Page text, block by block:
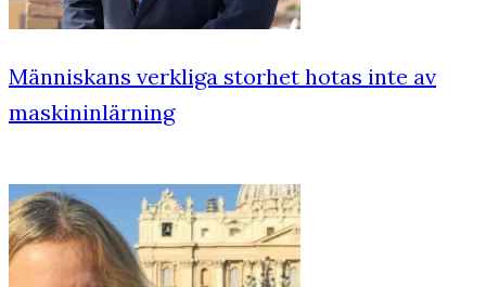
Människans verkliga storhet hotas inte av
maskininlärning